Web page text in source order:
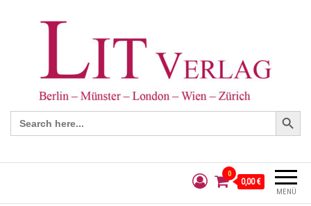
Search
for:
Search Button
MENÜ
0
0,00 €